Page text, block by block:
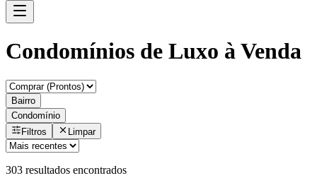
Condomínios de Luxo à Venda
Bairro
Condomínio
Filtros
Limpar
303 resultados encontrados